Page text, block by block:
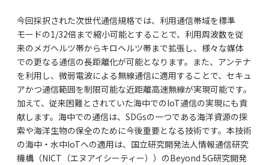
今回採択された次世代通信規格では、利用通信帯域を標準
モードの1/32倍まで縮小可能とすることで、利用周波数を従
来のメガヘルツ帯からキロヘルツ帯まで拡張し、様々な媒体
での更なる通信の長距離化が可能となります。また、アンテナ
を利用し、微弱電波による無線通信に適用することで、セキュ
アかつ通信範囲を制限可能な近距離高速無線が実現可能です。
加えて、従来困難とされていた海中でのIoT通信の実現にも貢
献します。海中での通信は、SDGsの一つである海洋資源の探
索や海洋生物の保全のために今後重要となる技術です。本技術
の海中・水中IoTへの適用は、国立研究開発法人情報通信研究
機構（NICT（エヌアイシーティー））のBeyond 5G研究開発